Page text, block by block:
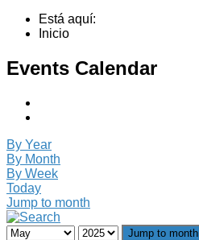
Está aquí:
Inicio
Events Calendar
By Year
By Month
By Week
Today
Jump to month
Jump to month